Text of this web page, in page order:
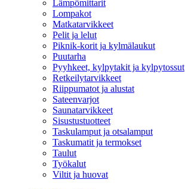
Lämpömittarit
Lompakot
Matkatarvikkeet
Pelit ja lelut
Piknik-korit ja kylmälaukut
Puutarha
Pyyhkeet, kylpytakit ja kylpytossut
Retkeilytarvikkeet
Riippumatot ja alustat
Sateenvarjot
Saunatarvikkeet
Sisustustuotteet
Taskulamput ja otsalamput
Taskumatit ja termokset
Taulut
Työkalut
Viltit ja huovat